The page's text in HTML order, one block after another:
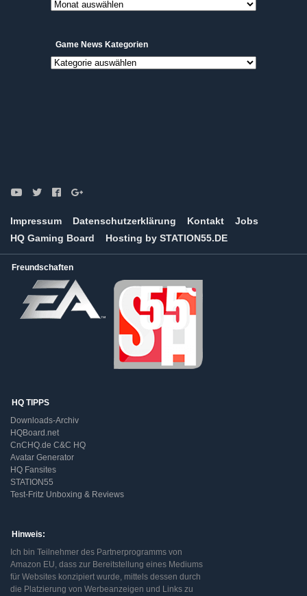
Archive
Game News Kategorien
Game
Impressum Datenschutzerklärung Kontakt
Jobs
HQ Gaming Board
Hosting by STATION55.DE
Freundschaften
HQ TIPPS
Downloads-Archiv
HQBoard.net
CnCHQ.de C&C HQ
Avatar Generator
HQ Fansites
STATION55
Test-Fritz Unboxing & Reviews
Hinweis:
Ich bin Teilnehmer des Partnerprogramms von
Amazon EU, dass zur Bereitstellung eines Mediums
für Websites konzipiert wurde, mittels dessen durch
die Platzierung von Werbeanzeigen und Links zu